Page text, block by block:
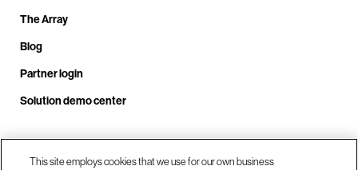
The Array
Blog
Partner login
Solution demo center
Call us at +1.678.403.3035
This site employs cookies that we use for our own business